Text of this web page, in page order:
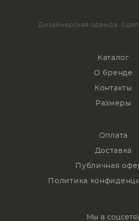
Дизайнерская одежда.
Каталог
О бренде
Контакты
Размеры
Оплата
Доставка
Публичная
Политика
Мы в